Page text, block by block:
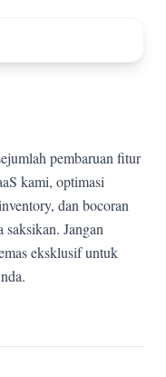
pembaruan fitur
kami, optimasi
dan bocoran
Jangan
eksklusif untuk